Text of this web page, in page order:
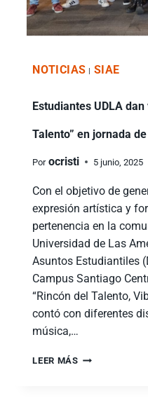
NOTICIAS SIAE
Estudiantes UDLA
Talento” en jornada
Por ocristi 5 junio, 2025
Con el objetivo de
expresión artística y
pertenencia en la
Universidad de Las
Asuntos Estudiantiles
Campus Santiago
“Rincón del Talento,
contó con diferentes
música,…
LEER MÁS